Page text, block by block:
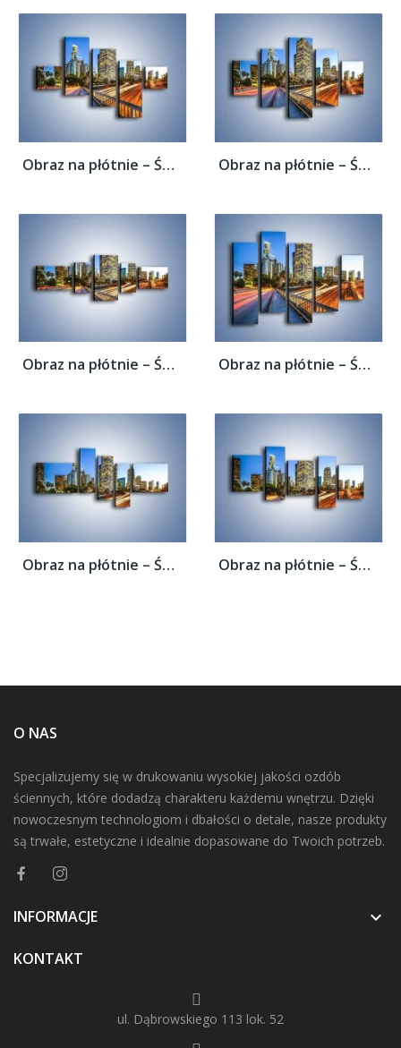
Obraz na płótnie – Światła Los Angeles o... Obraz na płótnie – Światła Los Angeles o...
Obraz na płótnie – Światła Los Angeles o... Obraz na płótnie – Światła Los Angeles o...
Obraz na płótnie – Światła Los Angeles o... Obraz na płótnie – Światła Los Angeles o...
O NAS
Specjalizujemy się w drukowaniu wysokiej jakości ozdób
ściennych, które dodadzą charakteru każdemu wnętrzu. Dzięki
nowoczesnym technologiom i dbałości o detale, nasze produkty
są trwałe, estetyczne i idealnie dopasowane do Twoich potrzeb.
INFORMACJE 
KONTAKT
ul. Dąbrowskiego 113 lok. 52